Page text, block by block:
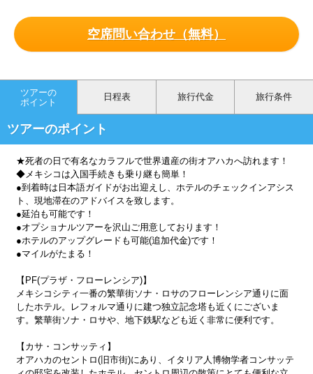
空席問い合わせ（無料）
ツアーの
ポイント
日程表 旅行代金 旅行条件
ツアーのポイント
★死者の日で有名なカラフルで世界遺産の街オアハカへ訪れます！
◆メキシコは入国手続きも乗り継も簡単！
●到着時は日本語ガイドがお出迎えし、ホテルのチェックインアシス
ト、現地滞在のアドバイスを致します。
●延泊も可能です！
●オプショナルツアーを沢山ご用意しております！
●ホテルのアップグレードも可能(追加代金)です！
●マイルがたまる！
【PF(プラザ・フローレンシア)】
メキシコシティ一番の繁華街ソナ・ロサのフローレンシア通りに面
したホテル。レフォルマ通りに建つ独立記念塔も近くにございま
す。繁華街ソナ・ロサや、地下鉄駅なども近く非常に便利です。
【カサ・コンサッティ】
オアハカのセントロ(旧市街)にあり、イタリア人博物学者コンサッテ